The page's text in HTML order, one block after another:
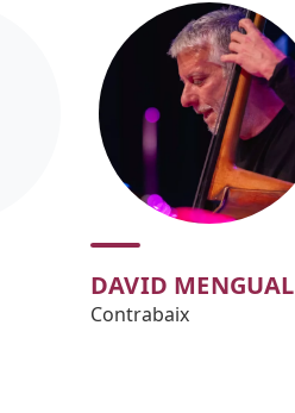
DAVID MENGUAL
Contrabaix